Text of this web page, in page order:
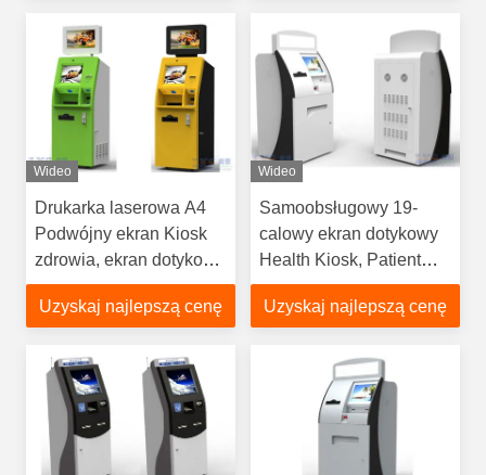
Wideo
Drukarka laserowa A4
Podwójny ekran Kiosk
zdrowia, ekran dotykowy
zautomatyzowanego
kiosku
Uzyskaj najlepszą cenę
Wideo
Samoobsługowy 19-
calowy ekran dotykowy
Health Kiosk, Patient
Registration Kiosk
Uzyskaj najlepszą cenę